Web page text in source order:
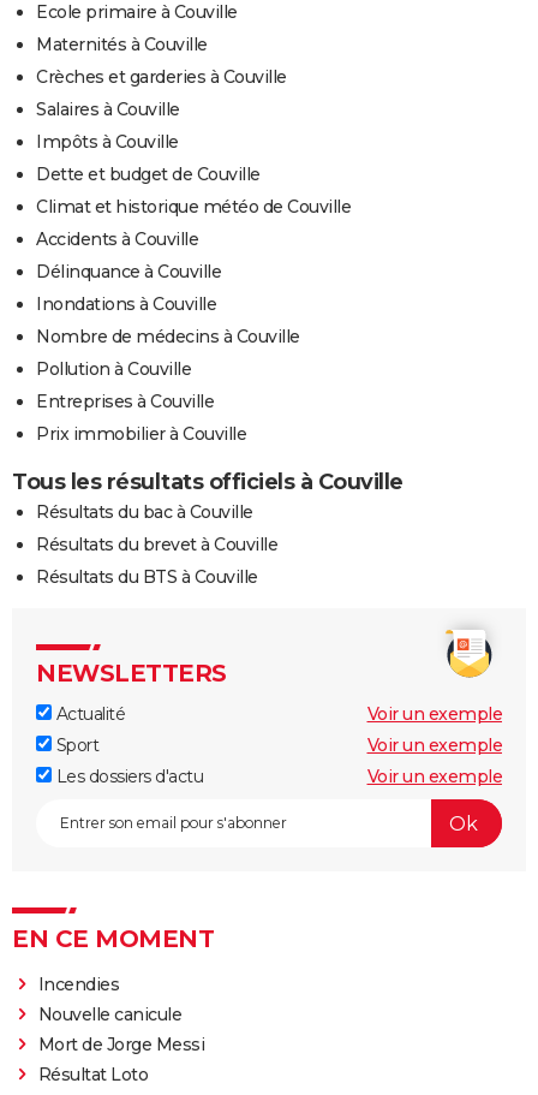
Ecole primaire à Couville
Maternités à Couville
Crèches et garderies à Couville
Salaires à Couville
Impôts à Couville
Dette et budget de Couville
Climat et historique météo de Couville
Accidents à Couville
Délinquance à Couville
Inondations à Couville
Nombre de médecins à Couville
Pollution à Couville
Entreprises à Couville
Prix immobilier à Couville
Tous les résultats officiels à Couville
Résultats du bac à Couville
Résultats du brevet à Couville
Résultats du BTS à Couville
NEWSLETTERS
Actualité
Voir un exemple
Sport
Voir un exemple
Les dossiers d'actu
Voir un exemple
EN CE MOMENT
Incendies
Nouvelle canicule
Mort de Jorge Messi
Résultat Loto